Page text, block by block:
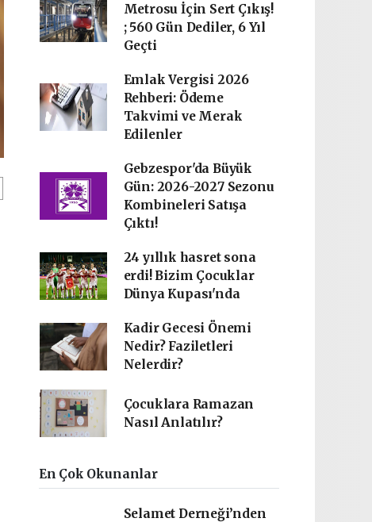
Metrosu İçin Sert Çıkış!
; 560 Gün Dediler, 6 Yıl
Geçti
Emlak Vergisi 2026
Rehberi: Ödeme
Takvimi ve Merak
Edilenler
Gebzespor'da Büyük
Gün: 2026-2027 Sezonu
Kombineleri Satışa
Çıktı!
24 yıllık hasret sona
erdi! Bizim Çocuklar
Dünya Kupası'nda
Kadir Gecesi Önemi
Nedir? Faziletleri
Nelerdir?
Çocuklara Ramazan
Nasıl Anlatılır?
En Çok Okunanlar
Selamet Derneği’nden